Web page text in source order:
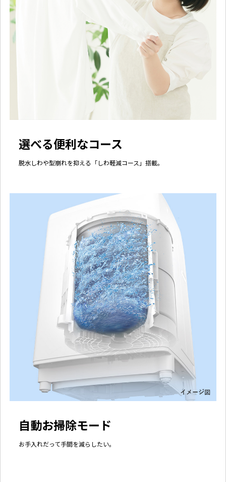
選べる便利なコース
脱水しわや型崩れを抑える「しわ軽減コース」搭載。
自動お掃除モード
お手入れだって手間を減らしたい。